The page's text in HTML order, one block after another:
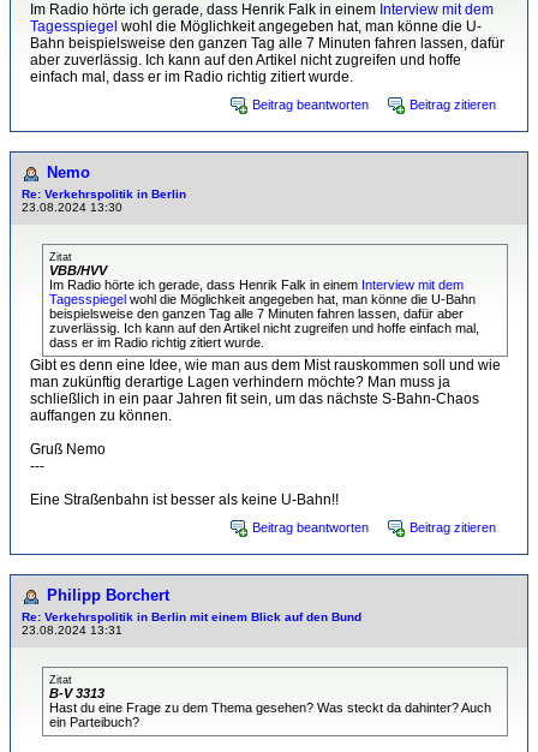
Im Radio hörte ich gerade, dass Henrik Falk in einem Interview mit dem
Tagesspiegel wohl die Möglichkeit angegeben hat, man könne die U-
Bahn beispielsweise den ganzen Tag alle 7 Minuten fahren lassen, dafür
aber zuverlässig. Ich kann auf den Artikel nicht zugreifen und hoffe
einfach mal, dass er im Radio richtig zitiert wurde.
Beitrag beantworten Beitrag zitieren
Nemo
Re: Verkehrspolitik in Berlin
23.08.2024 13:30
Zitat
VBB/HVV
Im Radio hörte ich gerade, dass Henrik Falk in einem Interview mit dem
Tagesspiegel wohl die Möglichkeit angegeben hat, man könne die U-Bahn
beispielsweise den ganzen Tag alle 7 Minuten fahren lassen, dafür aber
zuverlässig. Ich kann auf den Artikel nicht zugreifen und hoffe einfach mal,
dass er im Radio richtig zitiert wurde.
Gibt es denn eine Idee, wie man aus dem Mist rauskommen soll und wie
man zukünftig derartige Lagen verhindern möchte? Man muss ja
schließlich in ein paar Jahren fit sein, um das nächste S-Bahn-Chaos
auffangen zu können.
Gruß Nemo
---
Eine Straßenbahn ist besser als keine U-Bahn!!
Beitrag beantworten Beitrag zitieren
Philipp Borchert
Re: Verkehrspolitik in Berlin mit einem Blick auf den Bund
23.08.2024 13:31
Zitat
B-V 3313
Hast du eine Frage zu dem Thema gesehen? Was steckt da dahinter? Auch
ein Parteibuch?